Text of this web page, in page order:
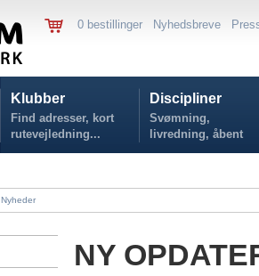
0 bestillinger Nyhedsbreve
Klubber
Find adresser, kort
rutevejledning...
Discipliner
Svømning,
livredning, åbent
vand...
Nyheder
NY